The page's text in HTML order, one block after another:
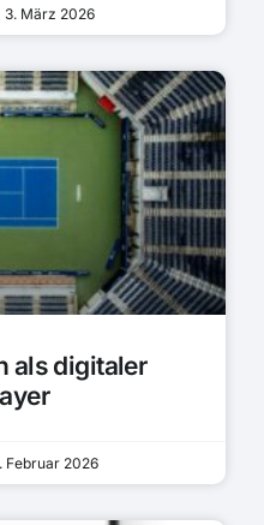
3. März 2026
als digitaler
Februar 2026